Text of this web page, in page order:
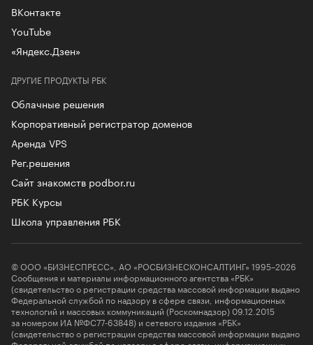
ДРУГИЕ ПРОДУКТЫ РБК
Облачные решения
Корпоративный регистратор доменов
Аренда VPS
Рег.решения
Сайт знакомств podbor.ru
РБК Курсы
Школа управления РБК
ВКонтакте
YouTube
«Яндекс.Дзен»
© ООО «БИЗНЕСПРЕСС», АО «РОСБИЗНЕСКОНСАЛТИНГ» 1995–2026
Сообщения и материалы информационного агентства «РБК»
(свидетельство о регистрации средства массовой информации выдано
Федеральной службой по надзору в сфере связи, информационных
технологий и массовых коммуникаций (Роскомнадзор) 09.12.2015
за номером ИА №ФС77-63848) и сетевого издания «РБК»
(свидетельство о регистрации средства массовой информации выдано